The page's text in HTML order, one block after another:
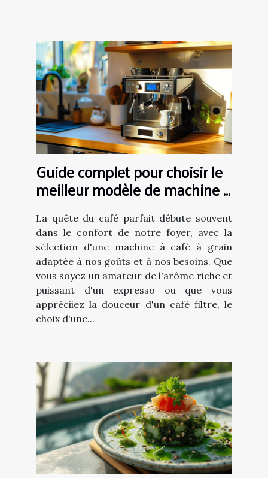
Guide complet pour choisir le
meilleur modèle de machine à
café à grain
La quête du café parfait débute souvent
dans le confort de notre foyer, avec la
sélection d'une machine à café à grain
adaptée à nos goûts et à nos besoins. Que
vous soyez un amateur de l'arôme riche et
puissant d'un expresso ou que vous
appréciiez la douceur d'un café filtre, le
choix d'une...